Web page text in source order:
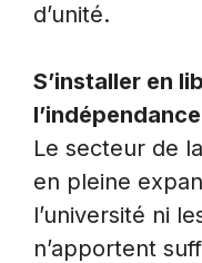
d’unité.
S’installer en
l’indépendance
Le secteur de
en pleine
l’université ni
n’apportent